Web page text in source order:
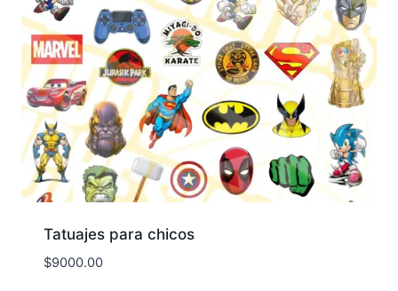
Tatuajes para chicos
$9000.00